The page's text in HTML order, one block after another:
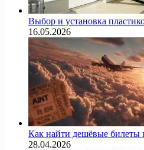
Выбор и установка
16.05.2026
Как найти дешёвые билеты
28.04.2026